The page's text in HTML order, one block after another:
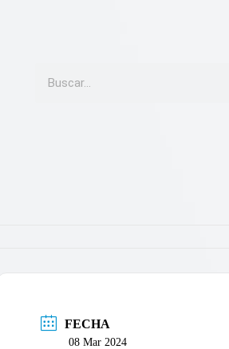
FECHA
08 Mar 2024